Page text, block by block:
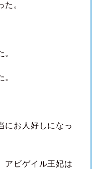
た。
にお人好しになっ
アビゲイル王妃は